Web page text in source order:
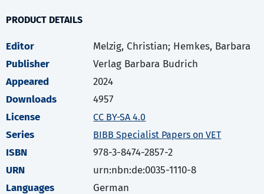
PRODUCT DETAILS
Editor
Melzig, Christian; Hemkes, Barbara
Publisher
Verlag Barbara Budrich
Appeared
2024
Downloads
4957
License
CC BY-SA 4.0
Series BIBB Specialist Papers on VET
ISBN
978-3-8474-2857-2
URN
urn:nbn:de:0035-1110-8
Languages
German